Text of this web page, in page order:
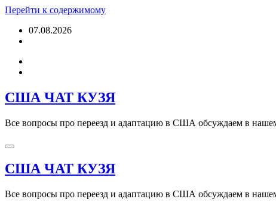
Перейти к содержимому
07.08.2026
США ЧАТ КУЗЯ
Все вопросы про переезд и адаптацию в США обсуждаем в
США ЧАТ КУЗЯ
Все вопросы про переезд и адаптацию в США обсуждаем в